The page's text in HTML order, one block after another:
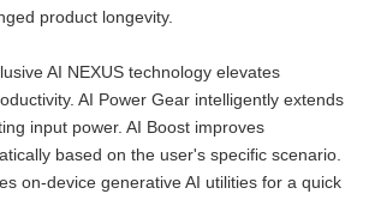
product longevity.
AI NEXUS technology elevates
AI Power Gear intelligently extends
input power. AI Boost improves
based on the user's specific scenario.
on-device generative AI utilities for a quick